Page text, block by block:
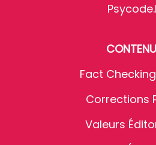
Fact
Corrections
Valeurs